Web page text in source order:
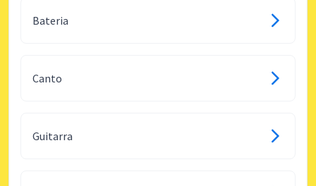
Bateria
Canto
Guitarra